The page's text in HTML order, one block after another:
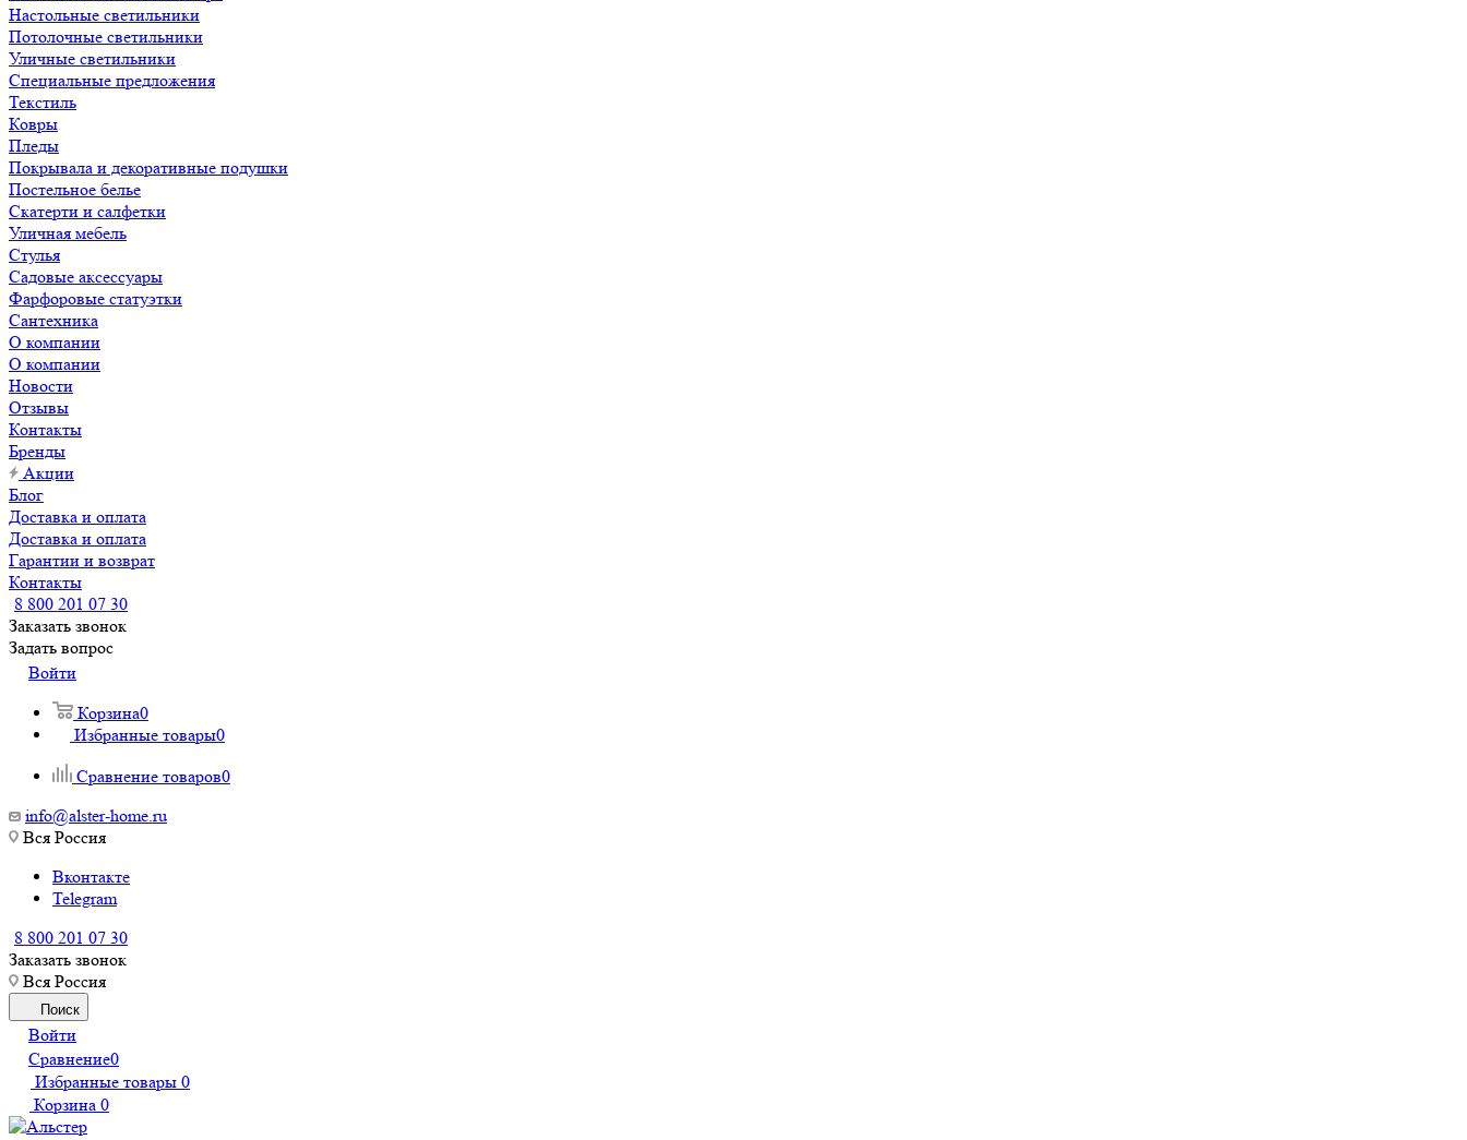
Настольные светильники
Потолочные светильники
Уличные светильники
Специальные предложения
Текстиль
Ковры
Пледы
Покрывала и декоративные подушки
Постельное белье
Скатерти и салфетки
Уличная мебель
Стулья
Садовые аксессуары
Фарфоровые статуэтки
Сантехника
О компании
О компании
Новости
Отзывы
Контакты
Бренды
Акции
Блог
Доставка и оплата
Доставка и оплата
Гарантии и возврат
Контакты
8 800 201 07 30
Заказать звонок
Задать вопрос
Войти
Корзина0
Избранные товары0
Сравнение товаров0
info@alster-home.ru
Вся Россия
Вконтакте
Telegram
8 800 201 07 30
Заказать звонок
Вся Россия
Поиск
Войти
Сравнение0
Избранные товары 0
Корзина 0